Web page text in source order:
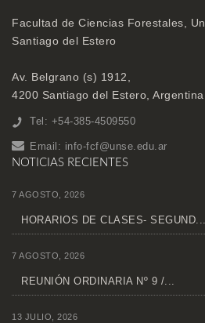
Facultad de Ciencias Forestales,
Santiago del Estero
Av. Belgrano (s) 1912,
4200 Santiago del Estero, Argentina
Tel: +54-385-4509550
Email: info-fcf@unse.edu.ar
NOTICIAS RECIENTES
7 AGOSTO, 2026
HORARIOS DE CLASES- SEGUND...
7 AGOSTO, 2026
REUNIÓN ORDINARIA Nº 9 /...
13 JULIO, 2026